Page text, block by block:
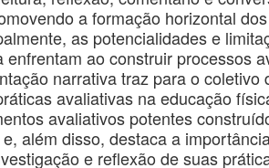
a formação horizontal
as potencialidades e
ao construir processos
narrativa traz para o coletivo
avaliativas na educação
avaliativos potentes
além disso, destaca a
e reflexão de suas